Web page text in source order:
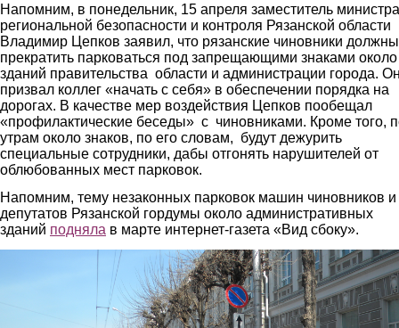
Напомним, в понедельник, 15 апреля заместитель министра
региональной безопасности и контроля Рязанской области
Владимир Цепков заявил, что рязанские чиновники должны
прекратить парковаться под запрещающими знаками около
зданий правительства области и администрации города.
призвал коллег «начать с себя» в обеспечении порядка на
дорогах. В качестве мер воздействия Цепков пообещал
«профилактические беседы» с чиновниками. Кроме того,
утрам около знаков, по его словам, будут дежурить
специальные сотрудники, дабы отгонять нарушителей от
облюбованных мест парковок.
Напомним, тему незаконных парковок машин чиновников и
депутатов Рязанской гордумы около административных
зданий подняла в марте интернет-газета «Вид сбоку».